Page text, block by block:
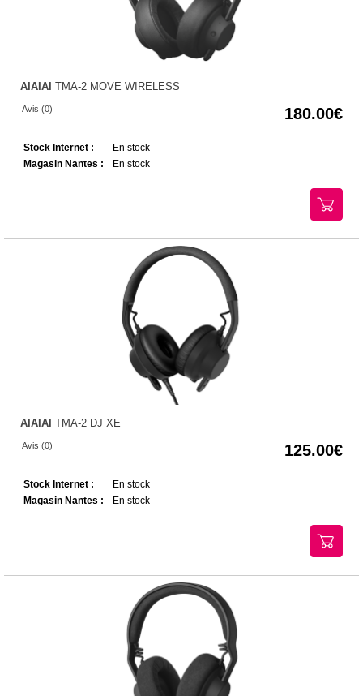
AIAIAI TMA-2 MOVE WIRELESS
Avis (0) 180.00
Stock Internet :
En stock
Magasin Nantes :
En stock
AIAIAI TMA-2 DJ XE
Avis (0) 125.00
Stock Internet :
En stock
Magasin Nantes :
En stock